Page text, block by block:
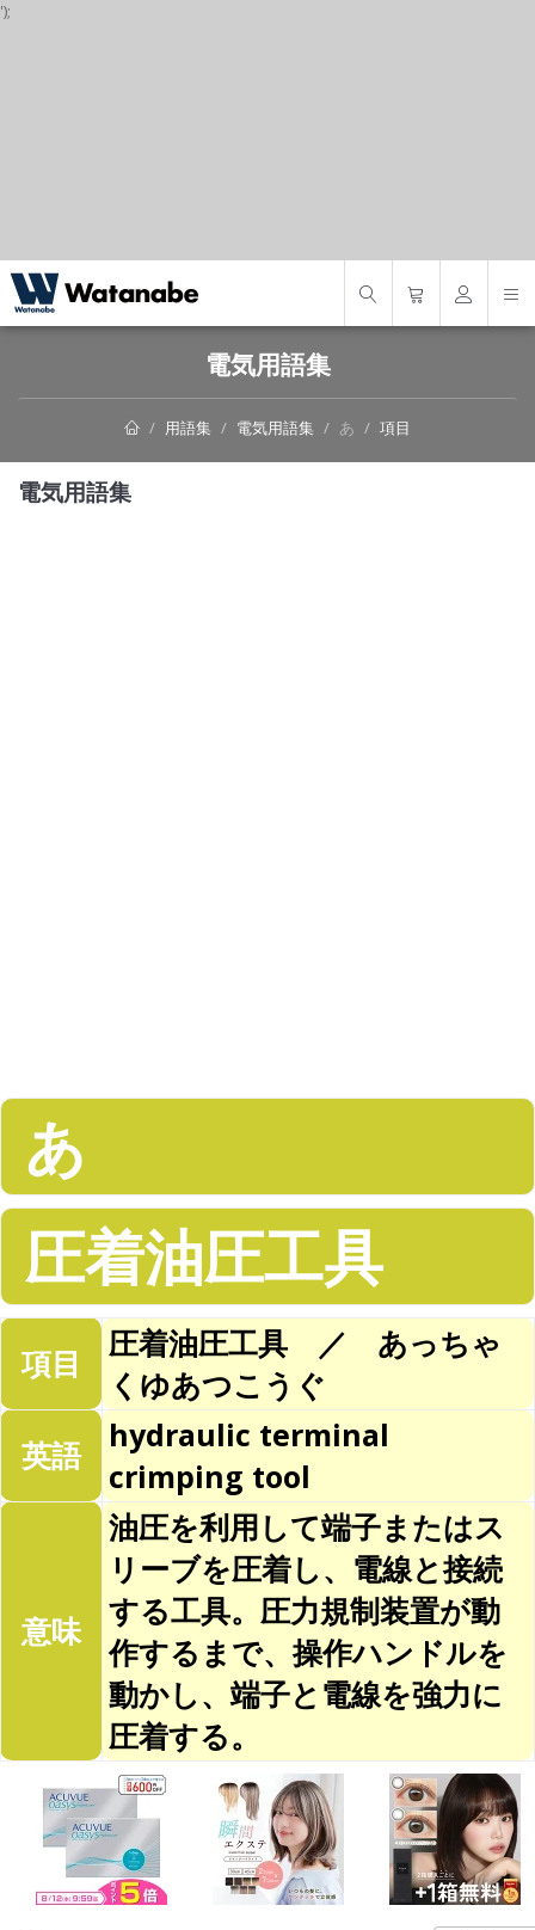
');
電気用語集
用語集 電気用語集 あ 項目
電気用語集
あ
圧着油圧工具
項目
圧着油圧工具 ／ あっちゃ
くゆあつこうぐ
英語
hydraulic terminal
crimping tool
意味
油圧を利用して端子またはス
リーブを圧着し、電線と接続
する工具。圧力規制装置が動
作するまで、操作ハンドルを
動かし、端子と電線を強力に
圧着する。